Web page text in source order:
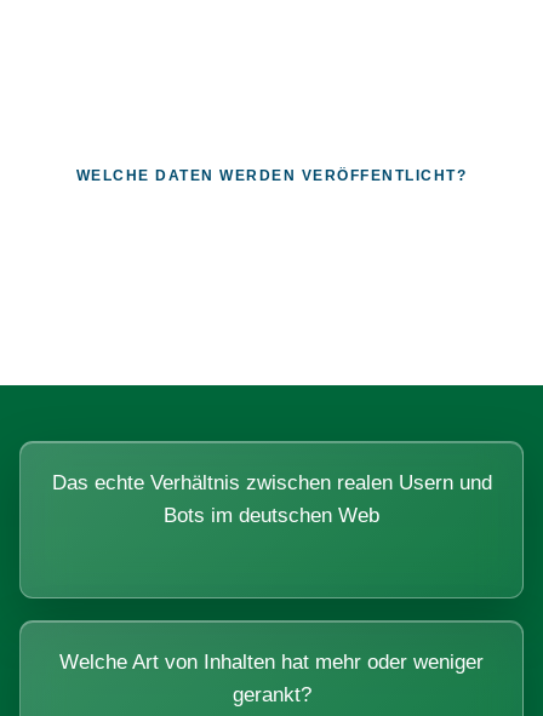
WELCHE DATEN WERDEN VERÖFFENTLICHT?
Das echte Verhältnis zwischen realen Usern und
Bots im deutschen Web
Welche Art von Inhalten hat mehr oder weniger
gerankt?